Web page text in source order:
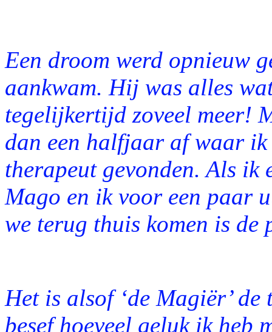
Een droom werd opnieuw
aankwam. Hij was alles
tegelijkertijd zoveel meer!
dan een halfjaar af waar ik
therapeut gevonden. Als ik
Mago en ik voor een paar
we terug thuis komen is de
Het is alsof ‘de Magiër’
besef hoeveel geluk ik heb